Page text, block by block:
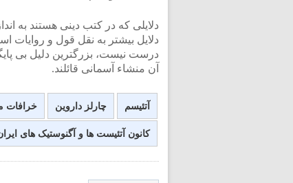
دلایلی که در کتب دینی هستند به
دلایل بیشتر به نقل قول و روایات
درست نیست، بزرگترین دلیل بی
آن منشاء آسمانی قائلند.
آتئیسم چارلز داروین خرافات
کانون آتئیست ها و آگنوستیک های